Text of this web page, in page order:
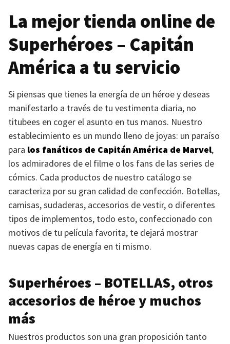
La mejor tienda online de
Superhéroes – Capitán
América a tu servicio
Si piensas que tienes la energía de un héroe y deseas
manifestarlo a través de tu vestimenta diaria, no
titubees en coger el asunto en tus manos. Nuestro
establecimiento es un mundo lleno de joyas: un paraíso
para los fanáticos de Capitán América de Marvel,
los admiradores de el filme o los fans de las series de
cómics. Cada productos de nuestro catálogo se
caracteriza por su gran calidad de confección. Botellas,
camisas, sudaderas, accesorios de vestir, o diferentes
tipos de implementos, todo esto, confeccionado con
motivos de tu película favorita, te dejará mostrar
nuevas capas de energía en ti mismo.
Superhéroes – BOTELLAS, otros
accesorios de héroe y muchos
más
Nuestros productos son una gran proposición tanto